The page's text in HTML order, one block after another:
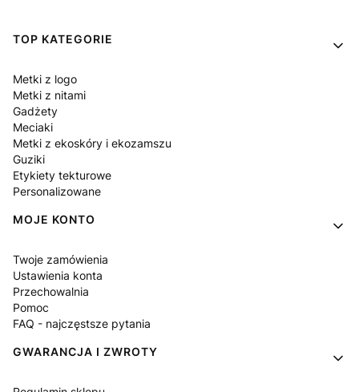
Linki w stopce
TOP KATEGORIE
Metki z logo
Metki z nitami
Gadżety
Meciaki
Metki z ekoskóry i ekozamszu
Guziki
Etykiety tekturowe
Personalizowane
MOJE KONTO
Twoje zamówienia
Ustawienia konta
Przechowalnia
Pomoc
FAQ - najczęstsze pytania
GWARANCJA I ZWROTY